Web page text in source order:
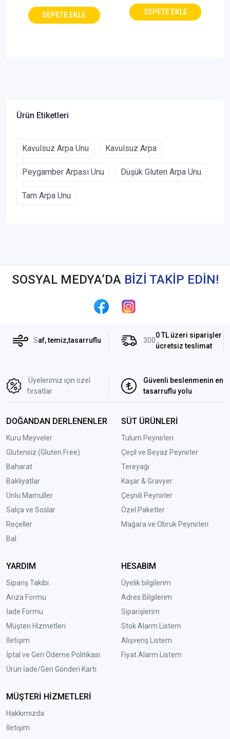
Ürün Etiketleri
Kavulsuz Arpa Unu Kavulsuz Arpa
Peygamber Arpası Unu Düşük Gluten Arpa Unu
Tam Arpa Unu
SOSYAL MEDYA’DA BİZİ TAKİP EDİN!
Saf, temiz,tasarruflu 300
0 TL üzeri siparişler
ücretsiz teslimat
Üyelerimiz için özel
fırsatlar
Güvenli beslenmenin en
tasarruflu yolu
DOĞANDAN DERLENENLER
Kuru Meyveler
Glutensiz (Gluten Free)
Baharat
Bakliyatlar
Unlu Mamuller
Salça ve Soslar
Reçeller
Bal
SÜT ÜRÜNLERİ
Tulum Peynirleri
Çeçil ve Beyaz Peynirler
Tereyağı
Kaşar & Gravyer
Çeşnili Peynirler
Özel Paketler
Mağara ve Obruk Peynirleri
YARDIM
Sipariş Takibi
Arıza Formu
İade Formu
Müşteri Hizmetleri
İletişim
İptal ve Geri Ödeme Politikası
Ürün İade/Geri Gönderi Kartı
HESABIM
Üyelik bilgilerim
Adres Bilgilerim
Siparişlerim
Stok Alarm Listem
Alışveriş Listem
Fiyat Alarm Listem
MÜŞTERİ HİZMETLERİ
Hakkımızda
İletişim